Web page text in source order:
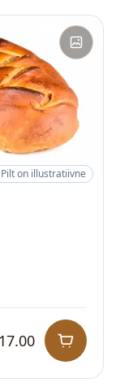
Pilt on illustratiivne